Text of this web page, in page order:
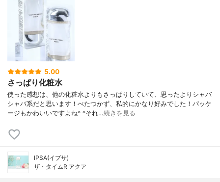
5.00
さっぱり化粧水
使った感想は、他の化粧水よりもさっぱりしていて、思ったよりシャバ
シャバ系だと思います！べたつかず、私的にかなり好みでした！パッケ
ージもかわいいですよね^ ^それ…続きを見る
IPSA(イプサ)
ザ・タイムR アクア